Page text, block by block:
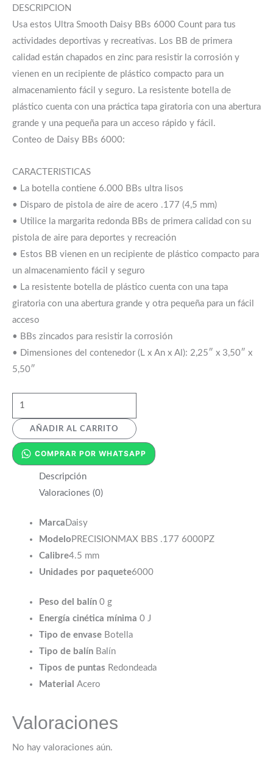
DESCRIPCION
Usa estos Ultra Smooth Daisy BBs 6000 Count para tus
actividades deportivas y recreativas. Los BB de primera
calidad están chapados en zinc para resistir la corrosión y
vienen en un recipiente de plástico compacto para un
almacenamiento fácil y seguro. La resistente botella de
plástico cuenta con una práctica tapa giratoria con una abertura
grande y una pequeña para un acceso rápido y fácil.
Conteo de Daisy BBs 6000:
CARACTERISTICAS
• La botella contiene 6.000 BBs ultra lisos
• Disparo de pistola de aire de acero .177 (4,5 mm)
• Utilice la margarita redonda BBs de primera calidad con su
pistola de aire para deportes y recreación
• Estos BB vienen en un recipiente de plástico compacto para
un almacenamiento fácil y seguro
• La resistente botella de plástico cuenta con una tapa
giratoria con una abertura grande y otra pequeña para un fácil
acceso
• BBs zincados para resistir la corrosión
• Dimensiones del contenedor (L x An x Al): 2,25″ x 3,50″ x
5,50″
AÑADIR AL CARRITO
COMPRAR POR WHATSAPP
Descripción
Valoraciones (0)
Marca Daisy
Modelo PRECISIONMAX BBS .177 6000PZ
Calibre4.5 mm
Unidades por paquete6000
Peso del balín0 g
Energía cinética mínima 0 J
Tipo de envaseBotella
Tipo de balínBalín
Tipos de puntas Redondeada
Material Acero
Valoraciones
No hay valoraciones aún.